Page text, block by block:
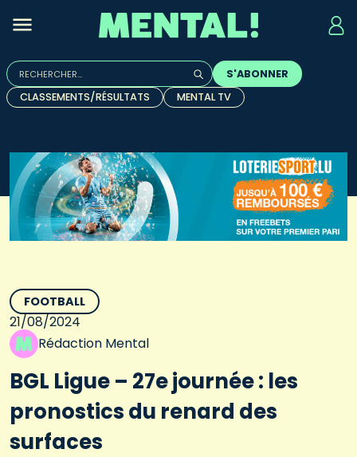
Rechercher :
Quand les résultats de l'auto-complétion sont
S'ABONNER
CLASSEMENTS/RÉSULTATS
MENTAL TV
FOOTBALL
21/08/2024
Rédaction Mental
BGL Ligue – 27e journée : les
pronostics du renard des
surfaces